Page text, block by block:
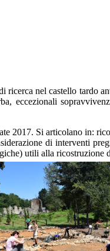
nel castello tardo
eccezionali
2017. Si articolano in:
di interventi
utili alla ricostruzione